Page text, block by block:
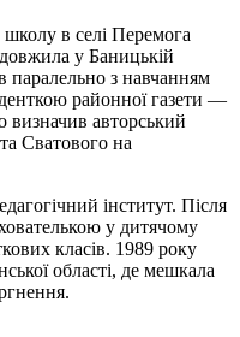
в селі Перемога
у Баницькій
паралельно з навчанням
районної газети —
авторський
Сватового на
інститут. Після
у дитячому
класів. 1989 року
області, де мешкала